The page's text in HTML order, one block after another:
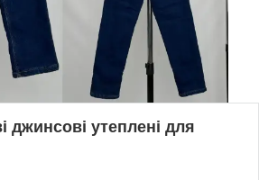
джинсові утеплені для